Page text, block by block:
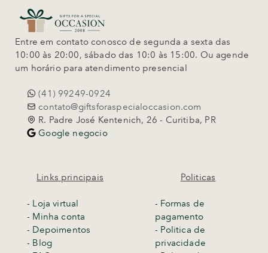
Entre em contato conosco de segunda a sexta das
10:00 às 20:00, sábado das 10:0 às 15:00. Ou agende
um horário para atendimento presencial
(41) 99249-0924
contato@giftsforaspecialoccasion.com
R. Padre José Kentenich, 26 - Curitiba, PR
Google negocio
Links principais
- Loja virtual
- Minha conta
- Depoimentos
- Blog
Politicas
- Formas de
pagamento
- Politica de
privacidade